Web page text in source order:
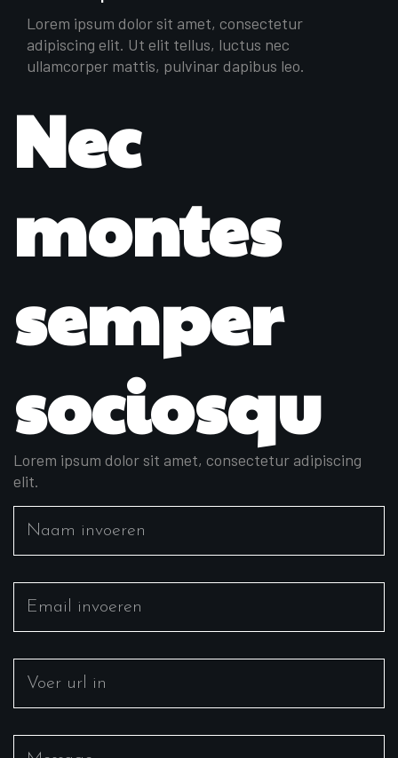
Lorem ipsum dolor sit amet, consectetur
adipiscing elit. Ut elit tellus, luctus nec
ullamcorper mattis, pulvinar dapibus leo.
Nec
montes
semper
sociosqu
Lorem ipsum dolor sit amet, consectetur adipiscing
elit.